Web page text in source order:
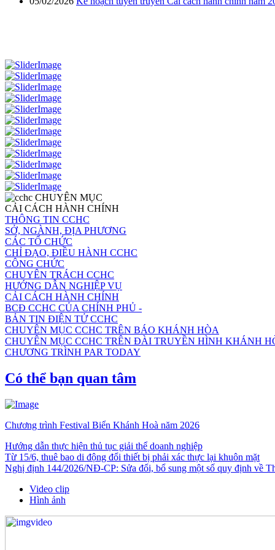
CHUYÊN MỤC
CẢI CÁCH HÀNH CHÍNH
THÔNG TIN CCHC
SỞ, NGÀNH, ĐỊA PHƯƠNG
CÁC TỔ CHỨC
CHỈ ĐẠO, ĐIỀU HÀNH CCHC
CÔNG CHỨC
CHUYÊN TRÁCH CCHC
HƯỚNG DẪN NGHIỆP VỤ
CẢI CÁCH HÀNH CHÍNH
BCĐ CCHC CỦA CHÍNH PHỦ -
BẢN TIN ĐIỆN TỬ CCHC
CHUYÊN MỤC CCHC TRÊN BÁO KHÁNH HÒA
CHUYÊN MỤC CCHC TRÊN ĐÀI TRUYỀN HÌNH KHÁNH
CHƯƠNG TRÌNH PAR TODAY
Có thể bạn quan tâm
Chương trình Festival Biển Khánh Hoà năm 2026
Hướng dẫn thực hiện thủ tục giải thể doanh nghiệp
Từ 15/6, thuê bao di động đổi thiết bị phải xác thực lại khuôn mặt
Nghị định 144/2026/NĐ-CP: Sửa đổi, bổ sung một số quy định về
Video clip
Hình ảnh